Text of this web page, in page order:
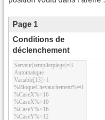
Page 1
Conditions de
déclenchement